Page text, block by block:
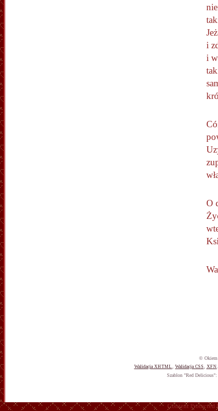
i
i
O
© Okiem
Walidacja XHTML , Walidacja CSS, XFN
Szablon "Red Delicious":
Content Protected